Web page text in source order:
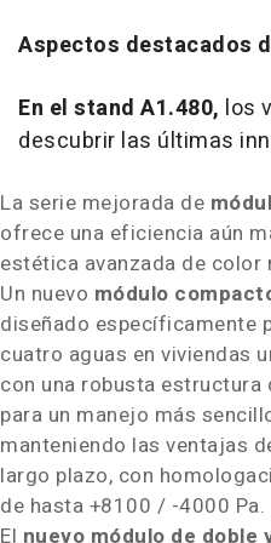
Aspectos destacados
En el stand A1.480, los
descubrir las últimas
La serie mejorada de
ofrece una eficiencia aún
estética avanzada de color
Un nuevo módulo
diseñado específicamente
cuatro aguas en viviendas
con una robusta
para un manejo más
manteniendo las ventajas
largo plazo, con
de hasta +8100 / -4000 Pa.
El nuevo módulo de doble